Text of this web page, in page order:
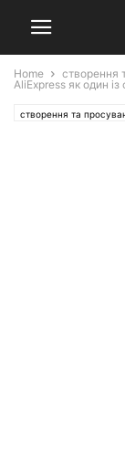
Home створення
AliExpress як один із
створення та